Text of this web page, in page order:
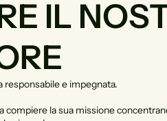
IL
responsabile e impegnata.
la sua missione